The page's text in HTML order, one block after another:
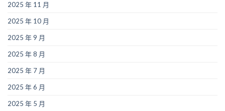
2025 年 11 月
2025 年 10 月
2025 年 9 月
2025 年 8 月
2025 年 7 月
2025 年 6 月
2025 年 5 月